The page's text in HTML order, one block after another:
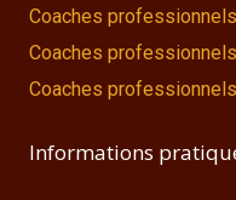
Coaches
Coaches
Coaches
Informations